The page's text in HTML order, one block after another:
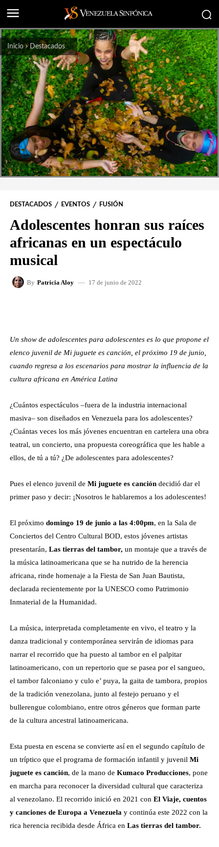
Inicio Destacados
DESTACADOS EVENTOS FUSIÓN
Adolescentes honran sus raíces
africanas en un espectáculo
musical
By Patricia Aloy 17 de junio de 2022
Un show de adolescentes para adolescentes es lo que propone el
elenco juvenil de Mi juguete es canción, el próximo 19 de junio,
cuando regresa a los escenarios para mostrar la influencia de la
cultura africana en América Latina
¿Cuántos espectáculos –fuera de la industria internacional
masiva– son diseñados en Venezuela para los adolescentes?
¿Cuántas veces los más jóvenes encuentran en cartelera una obra
teatral, un concierto, una propuesta coreográfica que les hable a
ellos, de tú a tú? ¿De adolescentes para adolescentes?
Pues el elenco juvenil de Mi juguete es canción decidió dar el
primer paso y decir: ¡Nosotros le hablaremos a los adolescentes!
El próximo domingo 19 de junio a las 4:00pm, en la Sala de
Conciertos del Centro Cultural BOD, estos jóvenes artistas
presentarán, Las tierras del tambor, un montaje que a través de
la música latinoamericana que se ha nutrido de la herencia
africana, rinde homenaje a la Fiesta de San Juan Bautista,
declarada recientemente por la UNESCO como Patrimonio
Inmaterial de la Humanidad.
La música, interpretada completamente en vivo, el teatro y la
danza tradicional y contemporánea servirán de idiomas para
narrar el recorrido que ha puesto al tambor en el palpitar
latinoamericano, con un repertorio que se pasea por el sangueo,
el tambor falconiano y culo e’ puya, la gaita de tambora, propios
de la tradición venezolana, junto al festejo peruano y el
bullerengue colombiano, entre otros géneros que forman parte
de la cultura ancestral latinoamericana.
Esta puesta en escena se convierte así en el segundo capítulo de
un tríptico que el programa de formación infantil y juvenil Mi
juguete es canción, de la mano de Kumaco Producciones, pone
en marcha para reconocer la diversidad cultural que caracteriza
al venezolano. El recorrido inició en 2021 con El Viaje, cuentos
y canciones de Europa a Venezuela y continúa este 2022 con la
rica herencia recibida desde África en Las tierras del tambor.